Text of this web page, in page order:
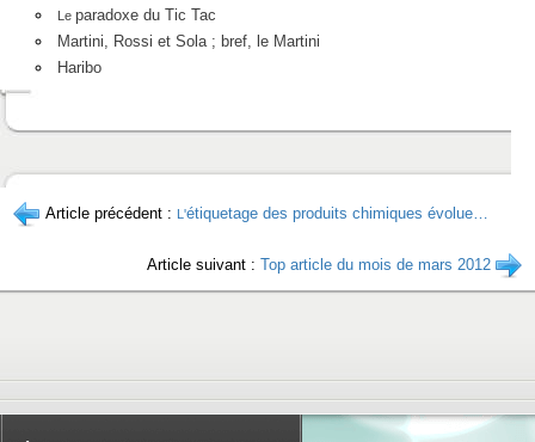
Le paradoxe du Tic Tac
Martini, Rossi et Sola ; bref, le Martini
Haribo
Article précédent : L'étiquetage des produits chimiques évolue…
Article suivant : Top article du mois de mars 2012